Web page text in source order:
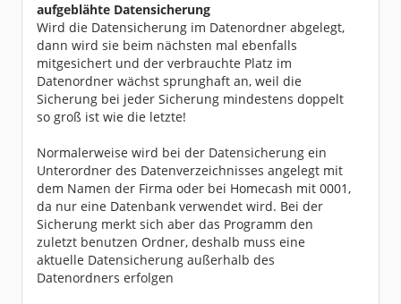
aufgeblähte Datensicherung
Wird die Datensicherung im Datenordner abgelegt,
dann wird sie beim nächsten mal ebenfalls
mitgesichert und der verbrauchte Platz im
Datenordner wächst sprunghaft an, weil die
Sicherung bei jeder Sicherung mindestens doppelt
so groß ist wie die letzte!
Normalerweise wird bei der Datensicherung ein
Unterordner des Datenverzeichnisses angelegt mit
dem Namen der Firma oder bei Homecash mit 0001,
da nur eine Datenbank verwendet wird. Bei der
Sicherung merkt sich aber das Programm den
zuletzt benutzen Ordner, deshalb muss eine
aktuelle Datensicherung außerhalb des
Datenordners erfolgen